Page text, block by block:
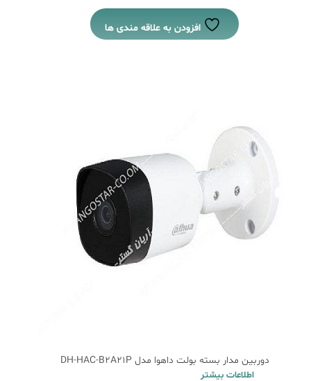
افزودن به علاقه مندی ها
دوربین مدار بسته بولت داهوا مدل DH-HAC-B2A21P
اطلاعات بیشتر